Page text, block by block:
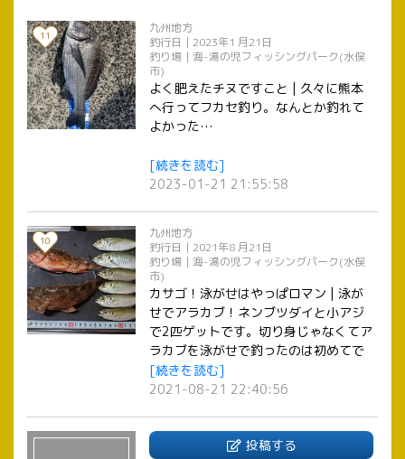
九州地方
釣行日｜2023年1 月21日
釣り場｜海-湯の児フィッシングパーク(水俣
市)
よく肥えたチヌですこと | 久々に熊本
へ行ってフカセ釣り。なんとか釣れて
よかった…
[続きを読む]
2023-01-21 21:55:58
11
九州地方
釣行日｜2021年8 月21日
釣り場｜海-湯の児フィッシングパーク(水俣
市)
カサゴ！泳がせはやっぱロマン | 泳が
せでアラカブ！ネンブツダイと小アジ
で2匹ゲットです。切り身じゃなくてア
ラカブを泳がせで釣ったのは初めてで
す。
[続きを読む]
2021-08-21 22:40:56
10
投稿する